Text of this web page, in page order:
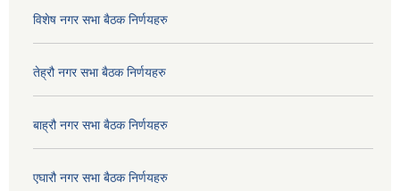
विशेष नगर सभा बैठक निर्णयहरु
तेह्रौ नगर सभा बैठक निर्णयहरु
बाह्रौ नगर सभा बैठक निर्णयहरु
एघारौ नगर सभा बैठक निर्णयहरु